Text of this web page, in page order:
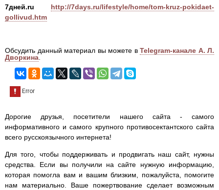
7дней.ru
http://7days.ru/lifestyle/home/tom-kruz-pokidaet-
gollivud.htm
Обсудить данный материал вы можете в Telegram-канале А. Л.
Дворкина
Дорогие друзья, посетители нашего сайта - самого
информативного и самого крупного противосектантского сайта
всего русскоязычного интернета!
Для того, чтобы поддерживать и продвигать наш сайт, нужны
средства. Если вы получили на сайте нужную информацию,
которая помогла вам и вашим близким, пожалуйста, помогите
нам материально. Ваше пожертвование сделает возможным